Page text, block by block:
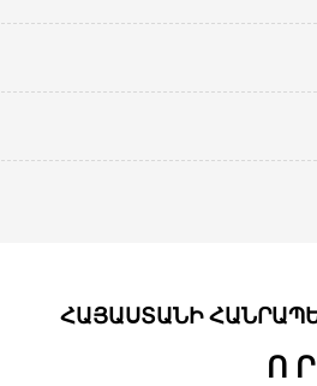
ՀԱՅԱՍՏԱՆԻ
Ո